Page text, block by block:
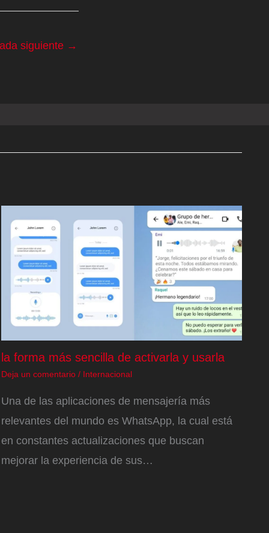
siguiente →
la forma más sencilla de activarla y usarla
Deja un comentario / Internacional
Una de las aplicaciones de mensajería más
relevantes del mundo es WhatsApp, la cual está
en constantes actualizaciones que buscan
mejorar la experiencia de sus…